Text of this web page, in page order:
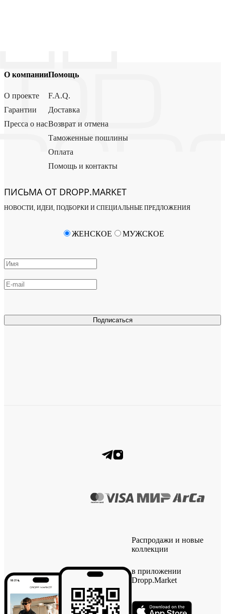
О компании
О проекте
Гарантии
Пресса о нас
Помощь
F.A.Q.
Доставка
Возврат и отмена
Таможенные пошлины
Оплата
Помощь и контакты
ПИСЬМА ОТ DROPP.MARKET
НОВОСТИ, ИДЕИ, ПОДБОРКИ И СПЕЦИАЛЬНЫЕ ПРЕДЛОЖЕНИЯ
Подписаться
ЖЕНСКОЕ МУЖСКОЕ
Распродажи и новые
коллекции
в приложении
Dropp.Market